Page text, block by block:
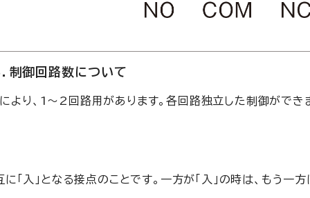
．制御回路数について
より、1～2回路用があります。各回路独立した制御ができ
「入」となる接点のことです。一方が「入」の時は、もう一方